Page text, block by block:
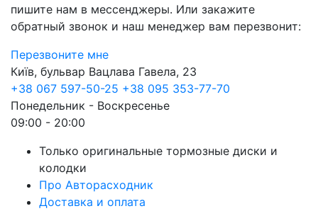
пишите нам в мессенджеры. Или закажите
обратный звонок и наш менеджер вам перезвонит:
Перезвоните мне
Київ, бульвар Вацлава Гавела, 23
+38 067 597-50-25 +38 095 353-77-70
Понедельник - Воскресенье
09:00 - 20:00
Только оригинальные тормозные диски и
колодки
Про Авторасходник
Доставка и оплата